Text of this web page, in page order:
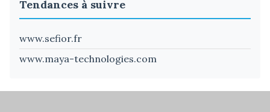
Tendances à suivre
www.sefior.fr
www.maya-technologies.com